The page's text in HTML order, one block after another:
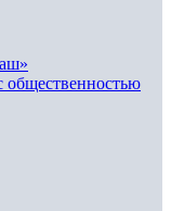
общественностью